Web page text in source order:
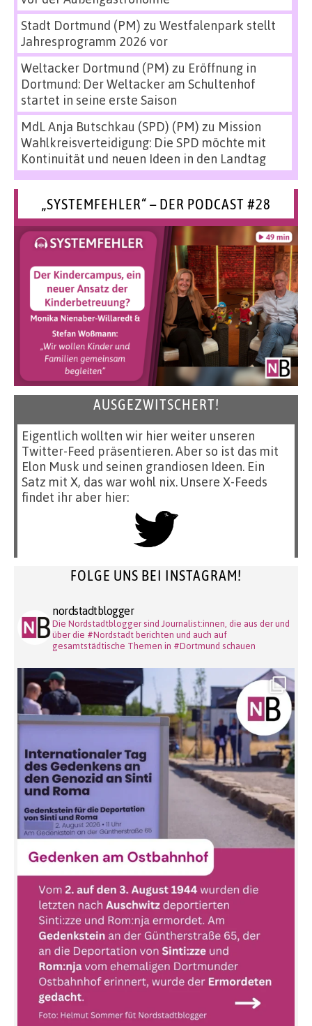
Stadt Dortmund (PM) zu Westfalenpark stellt
Jahresprogramm 2026 vor
Weltacker Dortmund (PM) zu Eröffnung in
Dortmund: Der Weltacker am Schultenhof
startet in seine erste Saison
MdL Anja Butschkau (SPD) (PM) zu Mission
Wahlkreisverteidigung: Die SPD möchte mit
Kontinuität und neuen Ideen in den Landtag
„SYSTEMFEHLER“ – DER PODCAST #28
AUSGEZWITSCHERT!
Eigentlich wollten wir hier weiter unseren
Twitter-Feed präsentieren. Aber so ist das mit
Elon Musk und seinen grandiosen Ideen. Ein
Satz mit X, das war wohl nix. Unsere X-Feeds
findet ihr aber hier:
FOLGE UNS BEI INSTAGRAM!
nordstadtblogger
Die Nordstadtblogger sind Journalist:innen, die aus der und
über die #Nordstadt berichten und auch auf
gesamtstädtische Themen in #Dortmund schauen